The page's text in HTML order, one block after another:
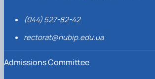
(044) 527-82-42
rectorat@nubip.edu.ua
Admissions Committee